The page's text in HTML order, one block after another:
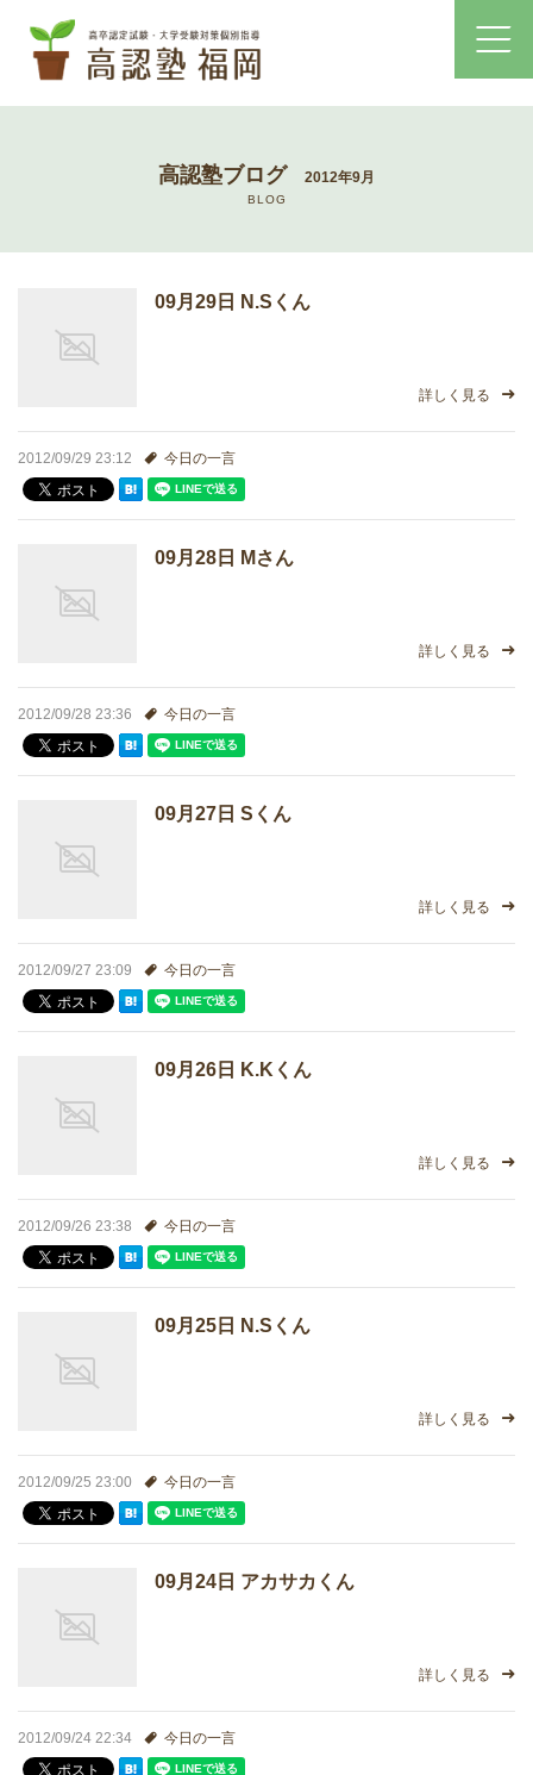
高認塾のご案内
高卒認定試験とは
高卒認定試験にかかる費用
よくあるご質問
高認塾ブログ 2012年9月
BLOG
09月29日 N.Sくん
詳しく見る
2012/09/29 23:12 今日の一言
09月28日 Mさん
詳しく見る
2012/09/28 23:36 今日の一言
09月27日 Sくん
詳しく見る
2012/09/27 23:09 今日の一言
09月26日 K.Kくん
詳しく見る
2012/09/26 23:38 今日の一言
09月25日 N.Sくん
詳しく見る
2012/09/25 23:00 今日の一言
09月24日 アカサカくん
詳しく見る
2012/09/24 22:34 今日の一言